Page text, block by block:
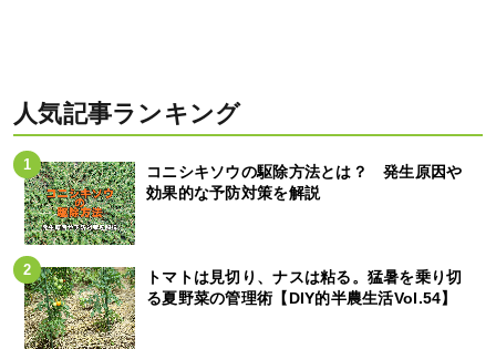
人気記事ランキング
コニシキソウの駆除方法とは？ 発生原因や
効果的な予防対策を解説
トマトは見切り、ナスは粘る。猛暑を乗り切
る夏野菜の管理術【DIY的半農生活Vol.54】